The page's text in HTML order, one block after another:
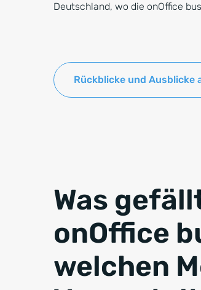
Deutschland, wo die onOffice
Rückblicke und Ausblicke
Was
onOffice
welchen